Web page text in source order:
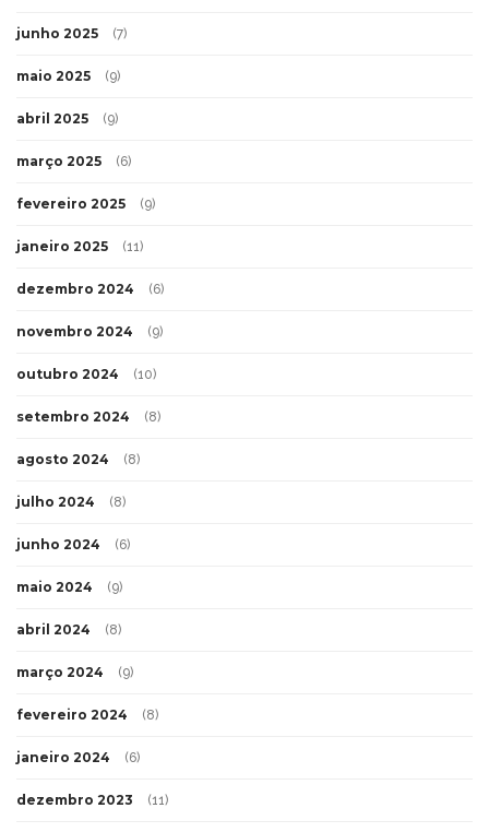
junho 2025 (7)
maio 2025 (9)
abril 2025 (9)
março 2025 (6)
fevereiro 2025 (9)
janeiro 2025 (11)
dezembro 2024 (6)
novembro 2024 (9)
outubro 2024 (10)
setembro 2024 (8)
agosto 2024 (8)
julho 2024 (8)
junho 2024 (6)
maio 2024 (9)
abril 2024 (8)
março 2024 (9)
fevereiro 2024 (8)
janeiro 2024 (6)
dezembro 2023 (11)